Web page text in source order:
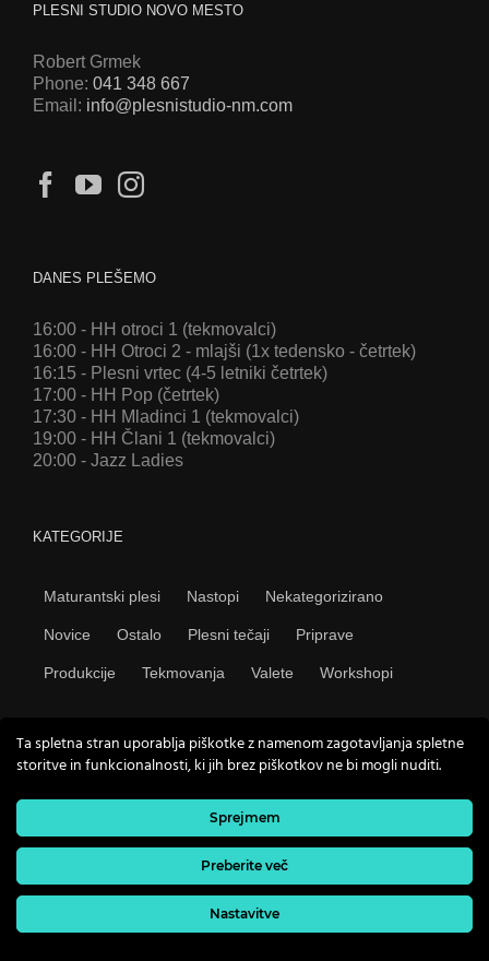
PLESNI STUDIO NOVO MESTO
Robert Grmek
Phone: 041 348 667
Email: info@plesnistudio-nm.com
DANES PLEŠEMO
16:00 - HH otroci 1 (tekmovalci)
16:00 - HH Otroci 2 - mlajši (1x tedensko - četrtek)
16:15 - Plesni vrtec (4-5 letniki četrtek)
17:00 - HH Pop (četrtek)
17:30 - HH Mladinci 1 (tekmovalci)
19:00 - HH Člani 1 (tekmovalci)
20:00 - Jazz Ladies
KATEGORIJE
Maturantski plesi Nastopi Nekategorizirano
Novice Ostalo Plesni tečaji Priprave
Produkcije Tekmovanja Valete Workshopi
pridržane |Splošni pogoji|Pravno obvestilo|E-prijavnica|
Izdelava spletnih straniAmarookreativne spletne storitve
Ta spletna stran uporablja piškotke z namenom zagotavljanja spletne
storitve in funkcionalnosti, ki jih brez piškotkov ne bi mogli nuditi.
Sprejmem
Preberite več
Nastavitve